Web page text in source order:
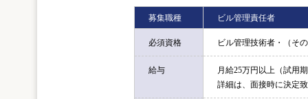
募集職種 ビル管理責任者
必須資格 ビル管理技術者・（そ
給与
月給25万円以上（試用
詳細は、面接時に決定